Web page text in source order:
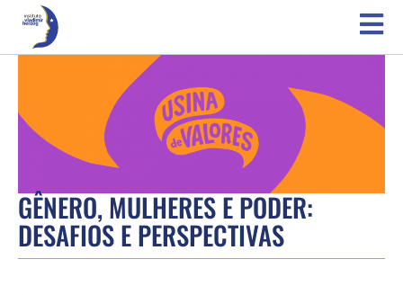
GÊNERO, MULHERES E PODER:
DESAFIOS E PERSPECTIVAS